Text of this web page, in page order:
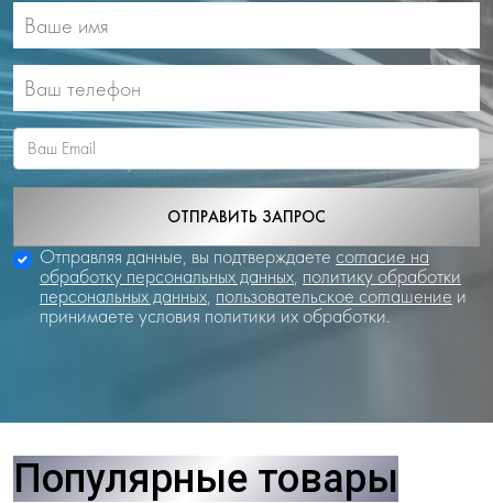
ОТПРАВИТЬ ЗАПРОС
Отправляя данные, вы подтверждаете согласие на
обработку персональных данных, политику обработки
персональных данных, пользовательское соглашение и
принимаете условия политики их обработки.
Популярные товары